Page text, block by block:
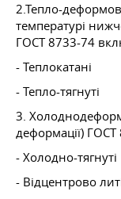
2.Тепло-
температурі
ГОСТ 8733-74
- Теплокатані
- Тепло-тягнуті
3.
деформації) ГОСТ
- Холодно-тягнуті
- Відцентрово